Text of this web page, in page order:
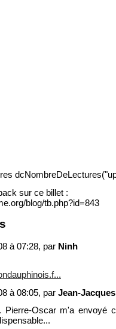
sur ce billet :
blog/tb.php?id=843
à 07:28, par Ninh
à 08:05, par Jean-
Pierre-Oscar m'a envoyé